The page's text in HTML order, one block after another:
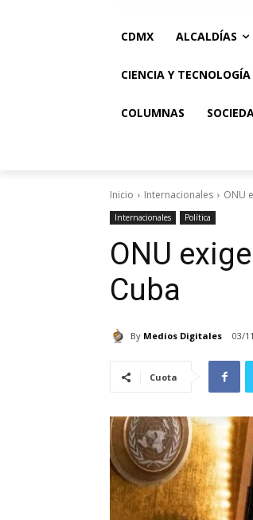
CDMX ALCALDÍAS
CIENCIA Y TECNOLOGÍA
COLUMNAS
Inicio Internacionales ONU
Internacionales Política
ONU
Cuba
By Medios Digitales 03/
Cuota